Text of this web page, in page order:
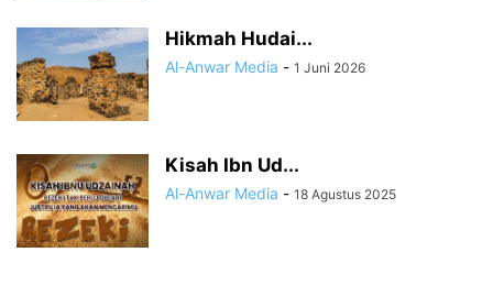
Hikmah Hudai...
Al-Anwar Media - 1 Juni 2026
Kisah Ibn Ud...
Al-Anwar Media - 18 Agustus 2025